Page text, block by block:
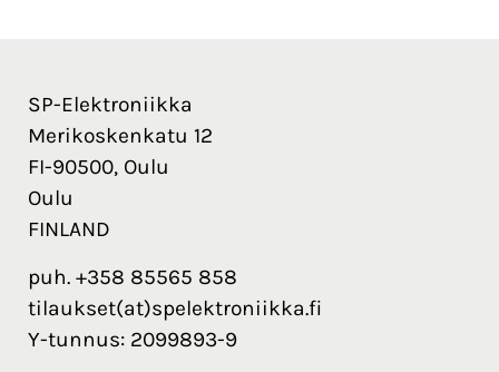
SP-Elektroniikka
Merikoskenkatu 12
FI-90500, Oulu
Oulu
FINLAND
puh. +358 85565 858
tilaukset(at)spelektroniikka.fi
Y-tunnus: 2099893-9